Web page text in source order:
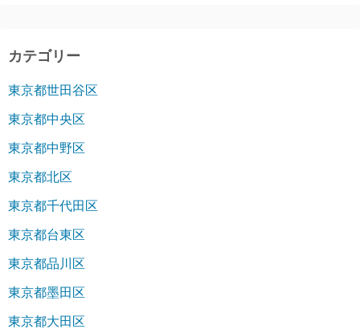
カテゴリー
東京都世田谷区
東京都中央区
東京都中野区
東京都北区
東京都千代田区
東京都台東区
東京都品川区
東京都墨田区
東京都大田区